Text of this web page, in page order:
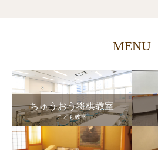
MENU
ちゅうおう将棋教室
こども教室